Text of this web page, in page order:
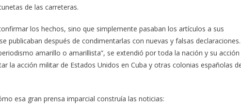
de las carreteras.
los hechos, sino que simplemente pasaban los artículos a sus
publicaban después de condimentarlas con nuevas y falsas declaraciones.
amarillo o amarillista”, se extendió por toda la nación y su acción
la acción militar de Estados Unidos en Cuba y otras colonias españolas
esa gran prensa imparcial construía las noticias: